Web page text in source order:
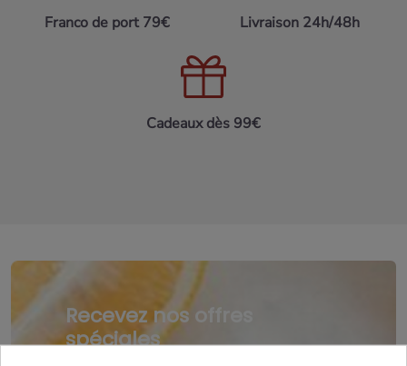
Franco de port 79€ Livraison 24h/48h
Cadeaux dès 99€
Recevez nos offres
spéciales